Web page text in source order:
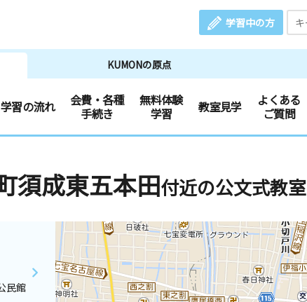
学習中の方
KUMONの原点
学習の流れ
会費・各種
手続き
無料体験
学習
教室見学
よくある
ご質問
須成東五本田付近の公文式教室
民館